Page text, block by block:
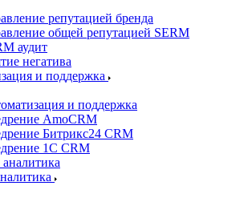
репутацией бренда
общей репутацией SERM
аудит
негатива
и поддержка
и поддержка
AmoCRM
Битрикс24 CRM
1C CRM